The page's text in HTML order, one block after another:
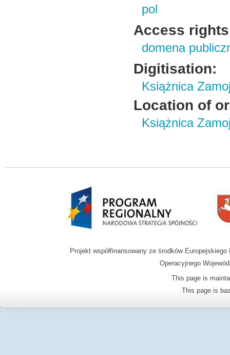
pol
Access
domena
Digitisation:
Książnica
Location of
Książnica
Projekt współfinansowany ze środków
Operacyjnego
This page is
This page is